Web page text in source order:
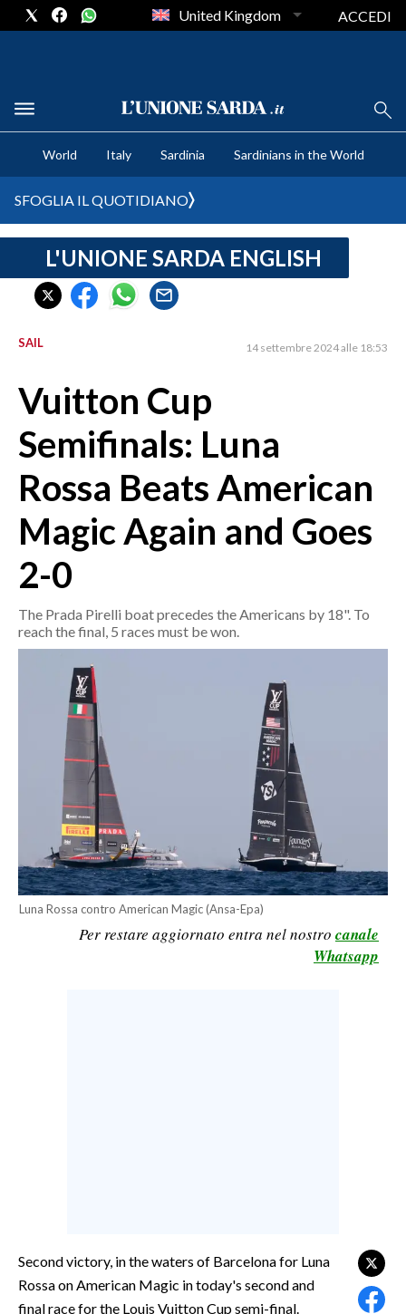
CRONACA SARDEGNA
CAGLIARI
SULCIS IGLESIENTE
MEDIO CAMPIDANO
ORISTANO E PROVINCIA
SASSARI E PROVINCIA
NUORO E PROVINCIA
AGENDA
CRONACA
ITALIA
MONDO
POLITICA
ECONOMIA
SERVIZI ALLE IMPRESE
SPORT IN SARDEGNA
RISULTATI E CLASSIFICHE
CALCIO
CALCIO REGIONALE
BASKET
VOLLEY
#CARAUNIONE
United Kingdom ACCEDI
World Italy Sardinia Sardinians in the World
SFOGLIA IL QUOTIDIANO
L'UNIONE SARDA ENGLISH
SAIL 14 settembre 2024 alle 18:53
Vuitton Cup
Semifinals: Luna
Rossa Beats American
Magic Again and Goes
2-0
The Prada Pirelli boat precedes the Americans by 18". To
reach the final, 5 races must be won.
Luna Rossa contro American Magic (Ansa-Epa)
Per restare aggiornato entra nel nostro canale
Whatsapp
Second victory, in the waters of Barcelona for Luna
Rossa on American Magic in today's second and
final race for the Louis Vuitton Cup semi-final.